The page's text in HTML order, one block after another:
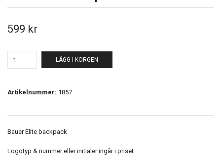
599 kr
LÄGG I KORGEN
Artikelnummer: 1857
Bauer Elite backpack
Logotyp & nummer eller initialer ingår i priset